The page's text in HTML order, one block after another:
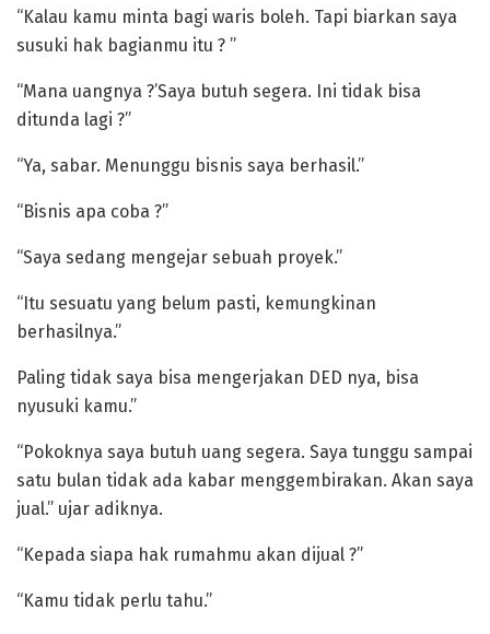
“Kalau kamu minta bagi waris boleh. Tapi biarkan saya
susuki hak bagianmu itu ? ”
“Mana uangnya ?’Saya butuh segera. Ini tidak bisa
ditunda lagi ?”
“Ya, sabar. Menunggu bisnis saya berhasil.”
“Bisnis apa coba ?”
“Saya sedang mengejar sebuah proyek.”
“Itu sesuatu yang belum pasti, kemungkinan
berhasilnya.”
Paling tidak saya bisa mengerjakan DED nya, bisa
nyusuki kamu.”
“Pokoknya saya butuh uang segera. Saya tunggu sampai
satu bulan tidak ada kabar menggembirakan. Akan saya
jual.” ujar adiknya.
“Kepada siapa hak rumahmu akan dijual ?”
“Kamu tidak perlu tahu.”